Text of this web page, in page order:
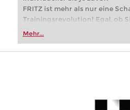
FRITZ ist mehr als nur eine
Trainingsrevolution! Egal, ob
Vereinsschachs machen oder
zuvor.
Mehr...